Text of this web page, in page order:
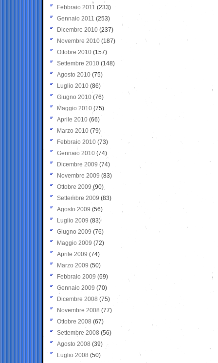
Febbraio 2011 (233)
Gennaio 2011 (253)
Dicembre 2010 (237)
Novembre 2010 (187)
Ottobre 2010 (157)
Settembre 2010 (148)
Agosto 2010 (75)
Luglio 2010 (86)
Giugno 2010 (76)
Maggio 2010 (75)
Aprile 2010 (66)
Marzo 2010 (79)
Febbraio 2010 (73)
Gennaio 2010 (74)
Dicembre 2009 (74)
Novembre 2009 (83)
Ottobre 2009 (90)
Settembre 2009 (83)
Agosto 2009 (56)
Luglio 2009 (83)
Giugno 2009 (76)
Maggio 2009 (72)
Aprile 2009 (74)
Marzo 2009 (50)
Febbraio 2009 (69)
Gennaio 2009 (70)
Dicembre 2008 (75)
Novembre 2008 (77)
Ottobre 2008 (67)
Settembre 2008 (56)
Agosto 2008 (39)
Luglio 2008 (50)